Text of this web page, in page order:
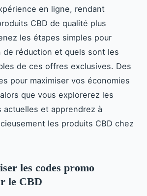
en ligne, rendant
CBD de qualité plus
les étapes simples pour
de réduction et quels sont les
de ces offres exclusives. Des
pour maximiser vos économies
que vous explorerez les
actuelles et apprendrez à
les produits CBD chez
les codes promo
le CBD